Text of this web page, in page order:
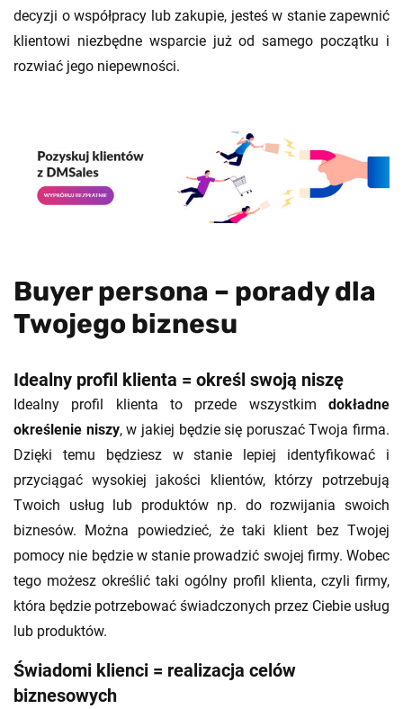
decyzji o współpracy lub zakupie, jesteś w stanie zapewnić
klientowi niezbędne wsparcie już od samego początku i
rozwiać jego niepewności.
Buyer persona – porady dla
Twojego biznesu
Idealny profil klienta = określ swoją niszę
Idealny profil klienta to przede wszystkim dokładne
określenie niszy, w jakiej będzie się poruszać Twoja firma.
Dzięki temu będziesz w stanie lepiej identyfikować i
przyciągać wysokiej jakości klientów, którzy potrzebują
Twoich usług lub produktów np. do rozwijania swoich
biznesów. Można powiedzieć, że taki klient bez Twojej
pomocy nie będzie w stanie prowadzić swojej firmy. Wobec
tego możesz określić taki ogólny profil klienta, czyli firmy,
która będzie potrzebować świadczonych przez Ciebie usług
lub produktów.
Świadomi klienci = realizacja celów
biznesowych